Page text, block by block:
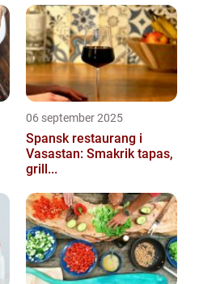
06 september 2025
Spansk restaurang i
Vasastan: Smakrik tapas,
grill...